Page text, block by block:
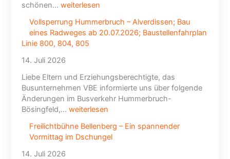
schönen…weiterlesen
Vollsperrung Hummerbruch – Alverdissen; Bau
eines Radweges ab 20.07.2026; Baustellenfahrplan
Linie 800, 804, 805
14. Juli 2026
Liebe Eltern und Erziehungsberechtigte, das
Busunternehmen VBE informierte uns über folgende
Änderungen im Busverkehr Hummerbruch-
Bösingfeld,…weiterlesen
Freilichtbühne Bellenberg – Ein spannender
Vormittag im Dschungel
14. Juli 2026